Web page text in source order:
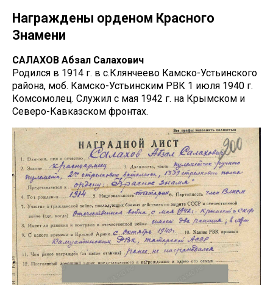
Награждены орденом Красного
Знамени
САЛАХОВ Абзал Салахович
Родился в 1914 г. в с.Клянчеево Камско-Устьинского
района, моб. Камско-Устьинским РВК 1 июля 1940 г.
Комсомолец. Служил с мая 1942 г. на Крымском и
Северо-Кавказском фронтах.